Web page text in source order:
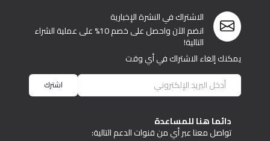
الاشتراك في النشرة الإخبارية
انضم الآن واحصل على خصم 10% على عملية الشراء
التالية!
يمكنك إلغاء الاشتراك في أي وقت
اشترك
دائما هنا للمساعدة
تواصل معنا عبر أي من قنوات الدعم التالية: